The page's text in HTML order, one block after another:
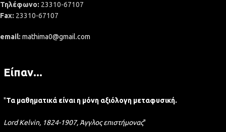
Τηλέφωνο: 23310-67107
Fax: 23310-67107
email: mathima0@gmail.com
Είπαν...
"Τα μαθηματικά είναι η μόνη αξιόλογη μεταφυσική.
Lord Kelvin, 1824-1907, Άγγλος επιστήμονας"